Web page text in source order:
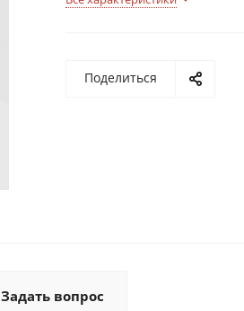
Поделиться
Задать вопрос